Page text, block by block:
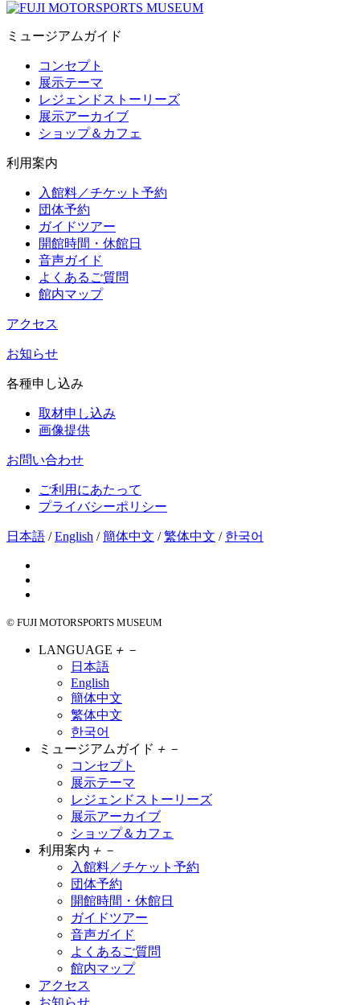
ミュージアムガイド
コンセプト
展示テーマ
レジェンドストーリーズ
展示アーカイブ
ショップ＆カフェ
利用案内
入館料／チケット予約
団体予約
ガイドツアー
開館時間・休館日
音声ガイド
よくあるご質問
館内マップ
アクセス
お知らせ
各種申し込み
取材申し込み
画像提供
お問い合わせ
ご利用にあたって
プライバシーポリシー
日本語 /English /簡体中文 /繁体中文 / 한국어
© FUJI MOTORSPORTS MUSEUM
LANGUAGE ＋ －
日本語
English
簡体中文
繁体中文
한국어
ミュージアムガイド ＋ －
コンセプト
展示テーマ
レジェンドストーリーズ
展示アーカイブ
ショップ＆カフェ
利用案内 ＋ －
入館料／チケット予約
団体予約
開館時間・休館日
ガイドツアー
音声ガイド
よくあるご質問
館内マップ
アクセス